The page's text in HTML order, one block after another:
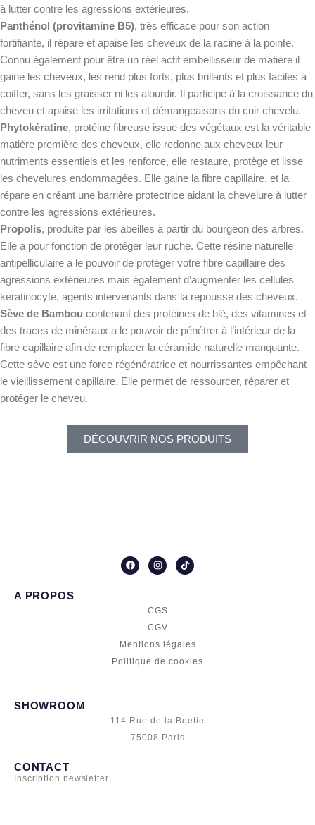
à lutter contre les agressions extérieures.
Panthénol (provitamine B5), très efficace pour son action
fortifiante, il répare et apaise les cheveux de la racine à la pointe.
Connu également pour être un réel actif embellisseur de matière il
gaine les cheveux, les rend plus forts, plus brillants et plus faciles à
coiffer, sans les graisser ni les alourdir. Il participe à la croissance du
cheveu et apaise les irritations et démangeaisons du cuir chevelu.
Phytokératine, protéine fibreuse issue des végétaux est la véritable
matière première des cheveux, elle redonne aux cheveux leur
nutriments essentiels et les renforce, elle restaure, protège et lisse
les chevelures endommagées. Elle gaine la fibre capillaire, et la
répare en créant une barrière protectrice aidant la chevelure à lutter
contre les agressions extérieures.
Propolis, produite par les abeilles à partir du bourgeon des arbres.
Elle a pour fonction de protéger leur ruche. Cette résine naturelle
antipelliculaire a le pouvoir de protéger votre fibre capillaire des
agressions extérieures mais également d’augmenter les cellules
keratinocyte, agents intervenants dans la repousse des cheveux.
Sève de Bambou contenant des protéines de blé, des vitamines et
des traces de minéraux a le pouvoir de pénétrer à l’intérieur de la
fibre capillaire afin de remplacer la céramide naturelle manquante.
Cette sève est une force régénératrice et nourrissantes empêchant
le vieillissement capillaire. Elle permet de ressourcer, réparer et
protéger le cheveu.
DÉCOUVRIR NOS PRODUITS
F
a
c
I
n
s
g
r
a
m
T
i
k
A PROPOS
CGS
CGV
Mentions légales
Politique de cookies
SHOWROOM
114 Rue de la Boetie
75008 Paris
CONTACT
Inscription newsletter